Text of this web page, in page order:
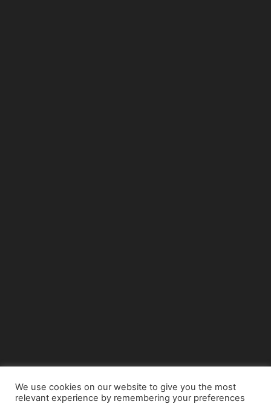
We use cookies on our website to give you the most
relevant experience by remembering your preferences